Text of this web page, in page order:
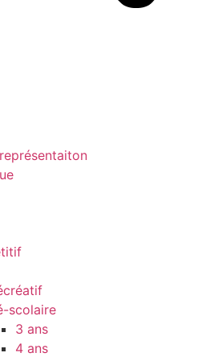
scolaire
3 ans
4 ans